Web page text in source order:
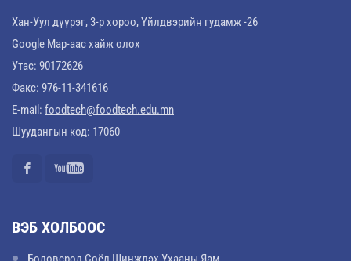
Хан-Уул дүүрэг, 3-р хороо, Үйлдвэрийн гудамж -26
Google Map-аас хайж олох
Утас: 90172626
Факс: 976-11-341616
E-mail: foodtech@foodtech.edu.mn
Шуудангын код: 17060
ВЭБ ХОЛБООС